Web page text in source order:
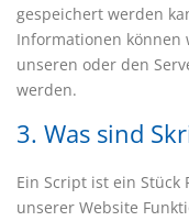
gespeichert werden
Informationen können
unseren oder den
werden.
3. Was sind
Ein Script ist ein
unserer Website